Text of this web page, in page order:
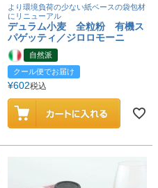
より環境負荷の少ない紙ベースの袋包材
にリニューアル
デュラム小麦 全粒粉 有機ス
パゲッティ／ジロロモーニ
自然派
クール便でお届け
¥602税込